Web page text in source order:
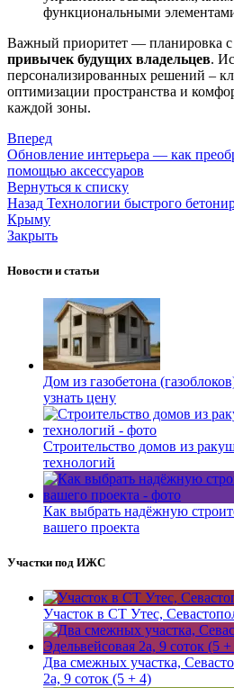
функциональными
Важный приоритет — планировка с
привычек будущих владельцев.
персонализированных решений –
оптимизации пространства и
каждой зоны.
Вперед
Обновление интерьера — как
помощью аксессуаров
Вернуться к списку
Назад Технологии быстрого
Крыму
Закрыть
Новости и статьи
Дом из газобетона
узнать цену
Строительство домов из
технологий
Как выбрать надёжную
вашего проекта
Участки под ИЖС
Участок в СТ Утес,
Два смежных участка,
2а, 9 соток (5 + 4)